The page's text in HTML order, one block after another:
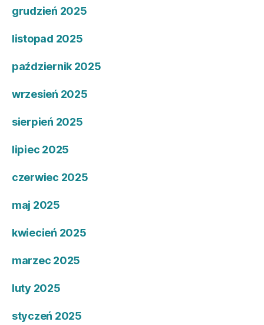
grudzień 2025
listopad 2025
październik 2025
wrzesień 2025
sierpień 2025
lipiec 2025
czerwiec 2025
maj 2025
kwiecień 2025
marzec 2025
luty 2025
styczeń 2025